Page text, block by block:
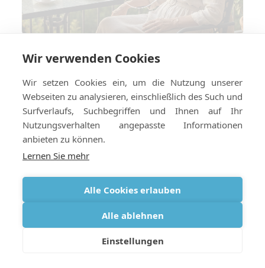
Reisen mit COPD im Jahr 2026: Was
hat sich geändert und was bleibt
gleich?
Wir verwenden Cookies
Wir setzen Cookies ein, um die Nutzung unserer
Webseiten zu analysieren, einschließlich des Such und
Surfverlaufs, Suchbegriffen und Ihnen auf Ihr
Nutzungsverhalten angepasste Informationen
anbieten zu können.
Lernen Sie mehr
Alle Cookies erlauben
Alle ablehnen
Einstellungen